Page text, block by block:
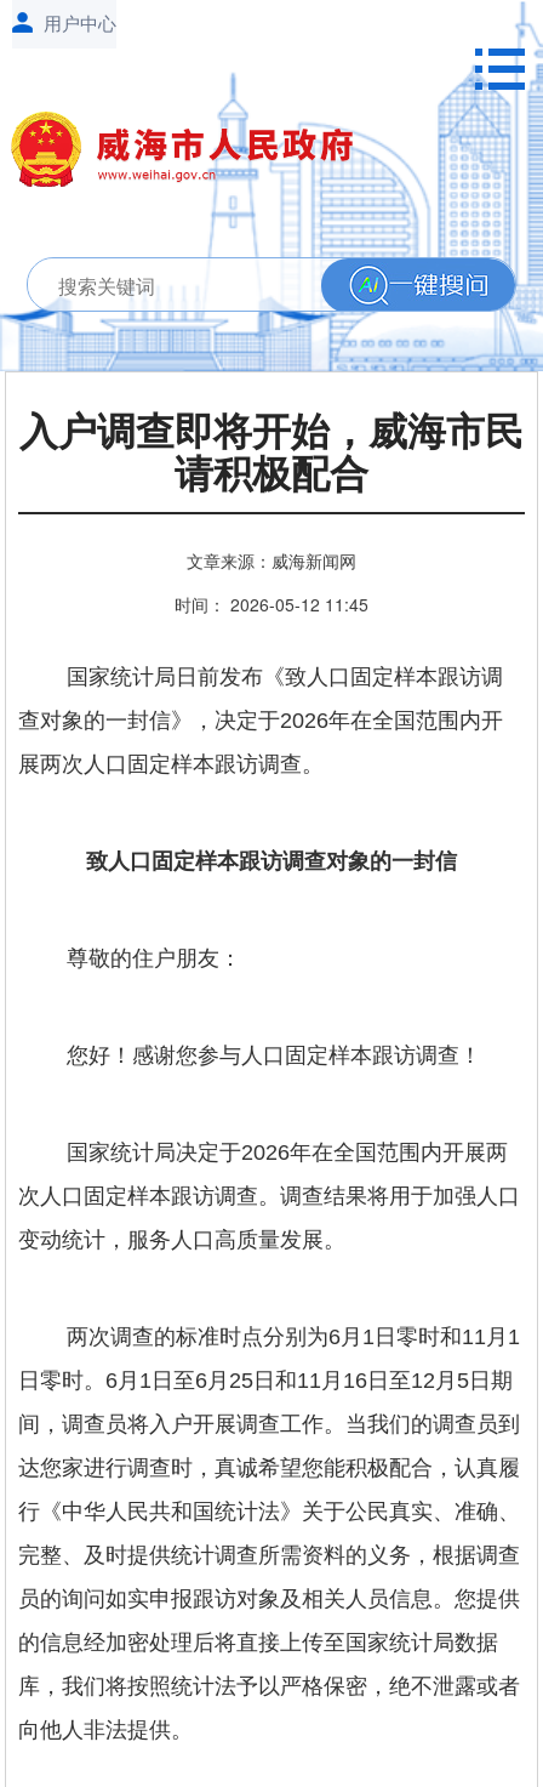
入户调查即将开始，威海市民
请积极配合
文章来源：威海新闻网
时间： 2026-05-12 11:45
国家统计局日前发布《致人口固定样本跟访调
查对象的一封信》，决定于2026年在全国范围内开
展两次人口固定样本跟访调查。
致人口固定样本跟访调查对象的一封信
尊敬的住户朋友：
您好！感谢您参与人口固定样本跟访调查！
国家统计局决定于2026年在全国范围内开展两
次人口固定样本跟访调查。调查结果将用于加强人口
变动统计，服务人口高质量发展。
两次调查的标准时点分别为6月1日零时和11月1
日零时。6月1日至6月25日和11月16日至12月5日期
间，调查员将入户开展调查工作。当我们的调查员到
达您家进行调查时，真诚希望您能积极配合，认真履
行《中华人民共和国统计法》关于公民真实、准确、
完整、及时提供统计调查所需资料的义务，根据调查
员的询问如实申报跟访对象及相关人员信息。您提供
的信息经加密处理后将直接上传至国家统计局数据
库，我们将按照统计法予以严格保密，绝不泄露或者
向他人非法提供。